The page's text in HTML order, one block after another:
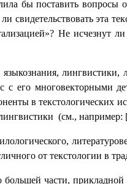
бы поставить вопросы
эта
Не исчезнут
с его многовекторными
в текстологических
лингвистики (см.,
от текстологии в
части,